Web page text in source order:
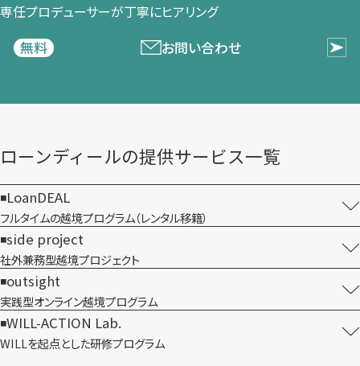
専任プロデューサーが​丁寧に​ヒアリング
無料
お問い合わせ
ローンディールの​提供サービス一覧
LoanDEAL
フルタイムの越境プログラム​（レンタル移籍）
side project
社外兼務型​越境プロジェクト
outsight
実践型オンライン​越境プログラム
WILL-ACTION Lab.
WILLを​起点とした​研修プログラム